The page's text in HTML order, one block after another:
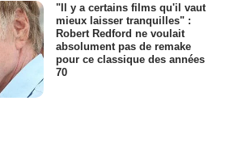
"Il y a certains films qu'il vaut
mieux laisser tranquilles" :
Robert Redford ne voulait
absolument pas de remake
pour ce classique des années
70